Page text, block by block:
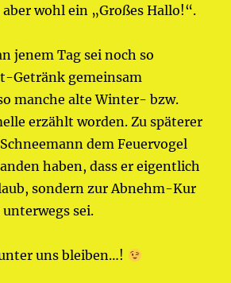
wohl ein „Großes Hallo!“.
jenem Tag sei noch so
Getränk gemeinsam
manche alte Winter- bzw.
erzählt worden. Zu späterer
dem Feuervogel
haben, dass er eigentlich
sondern zur Abnehm-Kur
sei.
uns bleiben…!